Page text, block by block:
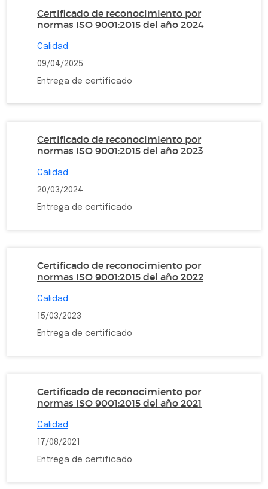
Certificado de reconocimiento por
normas ISO 9001:2015 del año 2024
Calidad
09/04/2025
Entrega de certificado
Certificado de reconocimiento por
normas ISO 9001:2015 del año 2023
Calidad
20/03/2024
Entrega de certificado
Certificado de reconocimiento por
normas ISO 9001:2015 del año 2022
Calidad
15/03/2023
Entrega de certificado
Certificado de reconocimiento por
normas ISO 9001:2015 del año 2021
Calidad
17/08/2021
Entrega de certificado